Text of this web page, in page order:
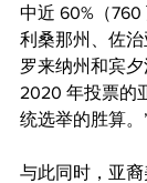
中近 60%（760
利桑那州、佐
罗来纳州和宾夕
2020 年投票的
统选举的胜算。
与此同时，亚